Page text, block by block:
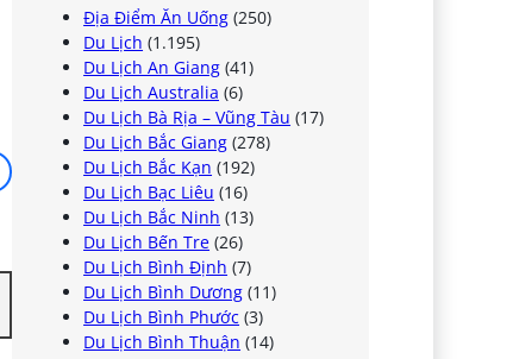
Địa Điểm Ăn Uống (250)
Du Lịch (1.195)
Du Lịch An Giang (41)
Du Lịch Australia (6)
Du Lịch Bà Rịa – Vũng Tàu (17)
Du Lịch Bắc Giang (278)
Du Lịch Bắc Kạn (192)
Du Lịch Bạc Liêu (16)
Du Lịch Bắc Ninh (13)
Du Lịch Bến Tre (26)
Du Lịch Bình Định (7)
Du Lịch Bình Dương (11)
Du Lịch Bình Phước (3)
Du Lịch Bình Thuận (14)